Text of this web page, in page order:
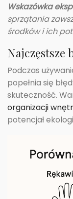
Wskazówka
sprzątania
środków i ich
Najczęstsze
Podczas
popełnia się
skuteczność.
organizacji
potencjał